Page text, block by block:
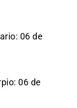
06 de
06 de